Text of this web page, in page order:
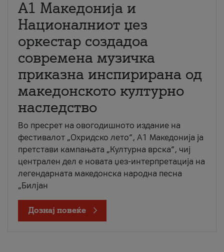
А1 Македонија и
Националниот џез
оркестар создадоа
современа музичка
приказна инспирирана од
македонското културно
наследство
Во пресрет на овогодишното издание на
фестивалот „Охридско лето“, А1 Македонија ја
претстави кампањата „Културна врска“, чиј
централен дел е новата џез-интерпретација на
легендарната македонска народна песна
„Билјан
Дознај повеќе